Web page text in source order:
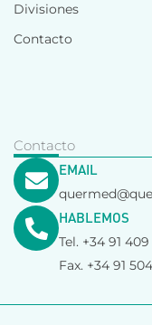
Divisiones
Contacto
Contacto
EMAIL
HABLEMOS
Tel. +34 91
Fax. +34 91